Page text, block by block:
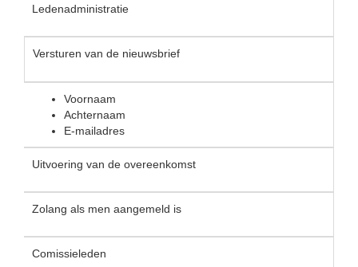
Ledenadministratie
Versturen van de nieuwsbrief
Voornaam
Achternaam
E-mailadres
Uitvoering van de overeenkomst
Zolang als men aangemeld is
Comissieleden